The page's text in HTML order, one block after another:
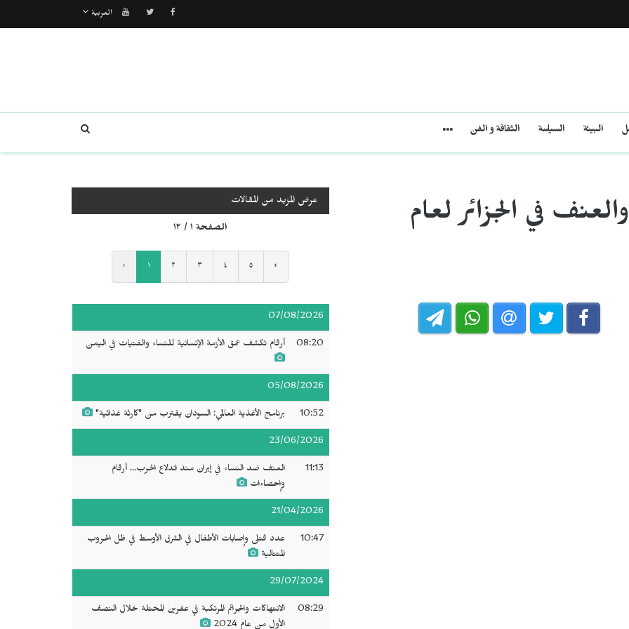
العربية
البيئة السياسة الثقافة و الفن
في الجزائر لعام
عرض المزيد من المقالات
الصفحة ١ / ١٢
‹ ١ ٢ ٣ ٤ ٥ ›
07/08/2026
08:20 أرقام تكشف عمق الأزمة الإنسانية للنساء والفتيات في اليمن
05/08/2026
10:52 برنامج الأغذية العالمي: السودان يقترب من "كارثة غذائية"
23/06/2026
11:13
العنف ضد النساء في إيران منذ اندلاع الحرب... أرقام
وإحصاءات
21/04/2026
10:47
عدد قتلى وإصابات الأطفال في الشرق الأوسط في ظل الحروب
المتتالية
29/07/2024
08:29
الانتهاكات والجرائم المرتكبة في عفرين المحتلة خلال النصف
الأول من عام 2024